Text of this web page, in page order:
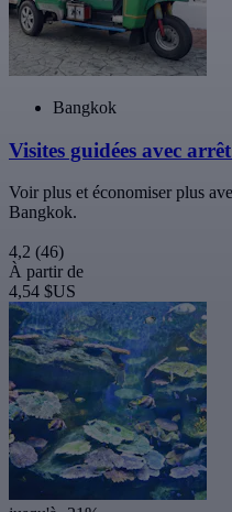
Bangkok
Visites guidées avec
Voir plus et économiser plus
Bangkok.
4,2 (46)
À partir de
4,54 $US